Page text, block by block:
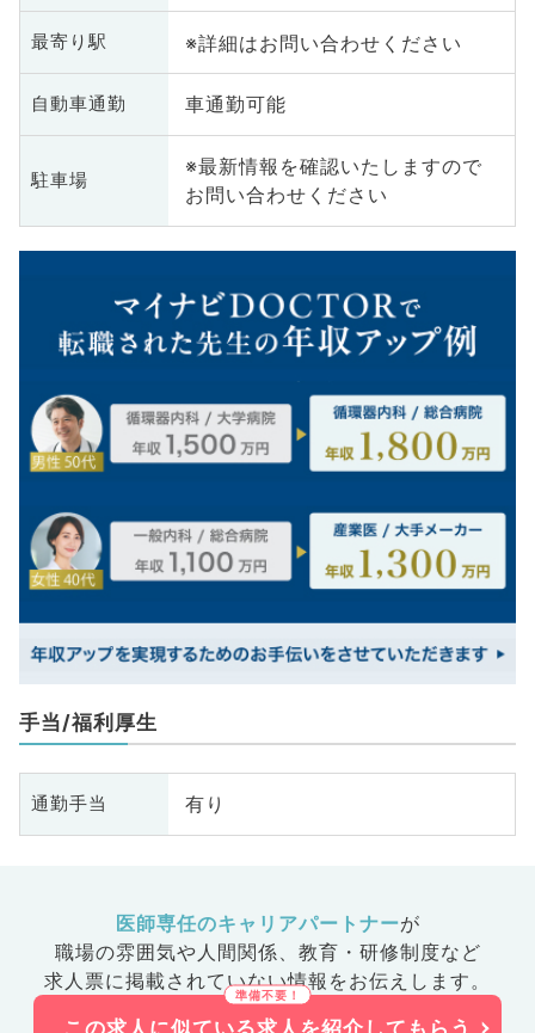
最寄り駅 ※詳細はお問い合わせください
自動車通勤 車通勤可能
駐車場
※最新情報を確認いたしますので
お問い合わせください
手当/福利厚生
通勤手当 有り
医師専任のキャリアパートナーが
職場の雰囲気や人間関係、 教育・研修制度など
求人票に掲載されていない情報をお伝えします。